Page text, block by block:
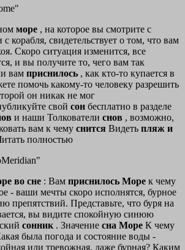
море , на которое вы смотрите с
корабля, свидетельствует о том, что вам
Скоро ситуация изменится, все
и вы получите то, чего вам так
вам приснилось , как кто-то купается в
помочь какому-то человеку разрешить
он никак не мог
свой сон бесплатно в разделе
и наши Толкователи снов , возможно,
вам к чему снится Видеть пляж и
полностью
во сне : Вам приснилось Море к чему
- ваши мечты скоро исполнятся, бурное
препятствий. Представьте, что буря на
вы видите спокойную синюю
сонник . Значение сна Море К чему
была погода и состояние воды -
или тревожная, даже бурная? Каким